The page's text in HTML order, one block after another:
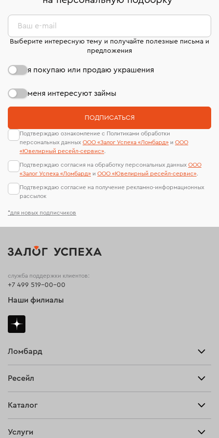
дней на возврат. Детальные условия возврата
комиссионных украшений и часов смотрите на
странице«Возврат украшений»
сертификаты МГУ и других геммологических
лабораторий
*для новых подписчиков
Ваш e-mail
Выберите интересную тему и получайте полезные письма и
предложения
я покупаю или продаю украшения
меня интересуют займы
ПОДПИСАТЬСЯ
Подтверждаю ознакомление с Политиками обработки
персональных данных ООО «Залог Успеха «Ломбард» и ООО
«Ювелирный ресейл-сервиc».
Подтверждаю согласия на обработку персональных данных ООО
«Залог Успеха «Ломбард» и ООО «Ювелирный ресейл-сервиc».
Подтверждаю согласие на получение рекламно-информационных
рассылок
Ломбард
Тарифы
Ресейл
Купить
Каталог
Услуги
служба поддержки клиентов:
+7 499 519-00-00
Наши филиалы